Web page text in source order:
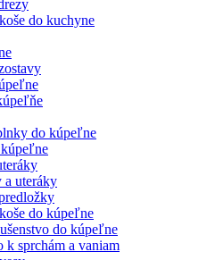
do kuchyne
do kúpeľne
a uteráky
do kúpeľne
do kúpeľne
k sprchám a vaniam